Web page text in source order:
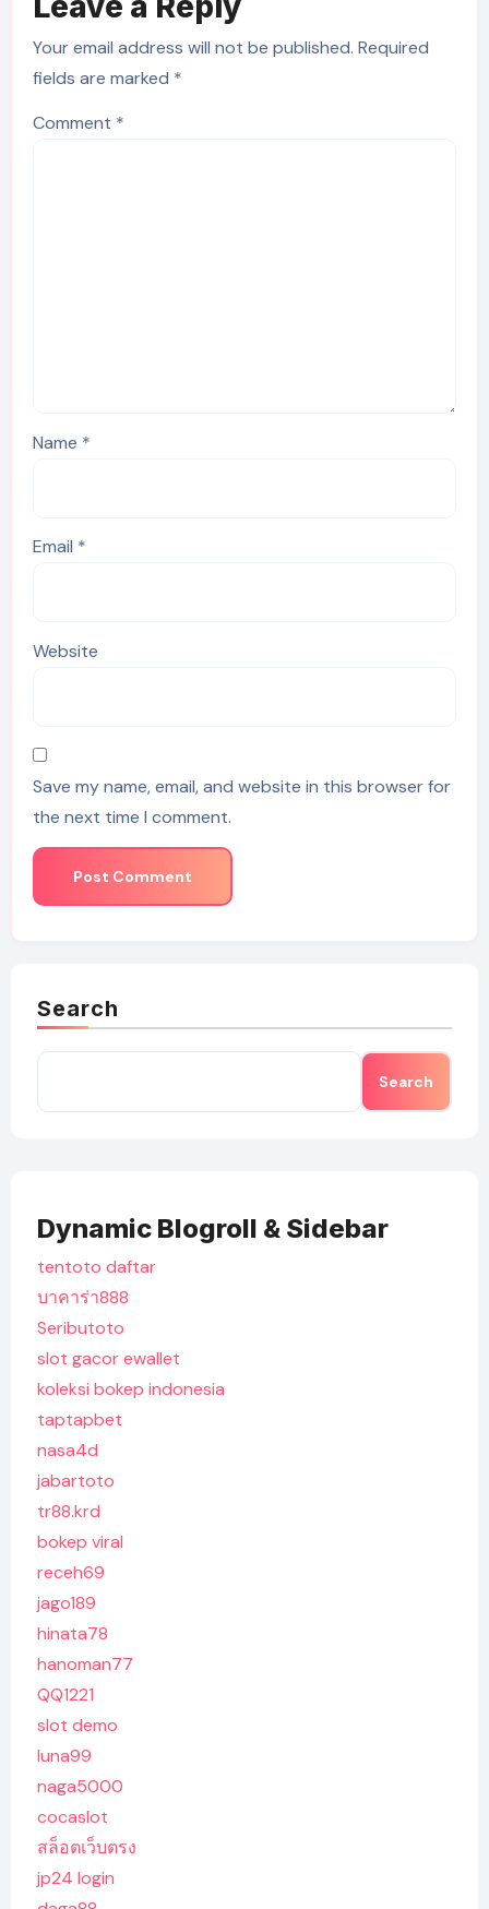
Your email address will not be published. Required
fields are marked *
Comment *
Name *
Email *
Website
Save my name, email, and website in this browser for
the next time I comment.
Search
Search
Dynamic Blogroll & Sidebar
tentoto daftar
บาคาร่า888
Seributoto
slot gacor ewallet
koleksi bokep indonesia
taptapbet
nasa4d
jabartoto
tr88.krd
bokep viral
receh69
jago189
hinata78
hanoman77
QQ1221
slot demo
luna99
naga5000
cocaslot
สล็อตเว็บตรง
jp24 login